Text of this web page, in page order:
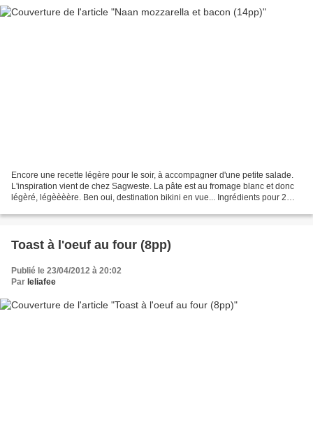
Encore une recette légère pour le soir, à accompagner d'une petite salade.
L'inspiration vient de chez Sagweste. La pâte est au fromage blanc et donc
légèré, légèèèère. Ben oui, destination bikini en vue... Ingrédients pour 2
Toast à l'oeuf au four (8pp)
Publié le 23/04/2012 à 20:02
Par leliafee